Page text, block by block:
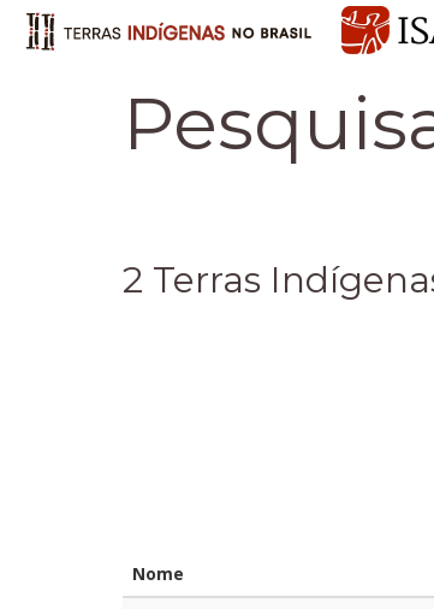
2 Terras
Nome